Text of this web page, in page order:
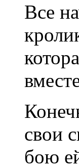
Все
свои
бою